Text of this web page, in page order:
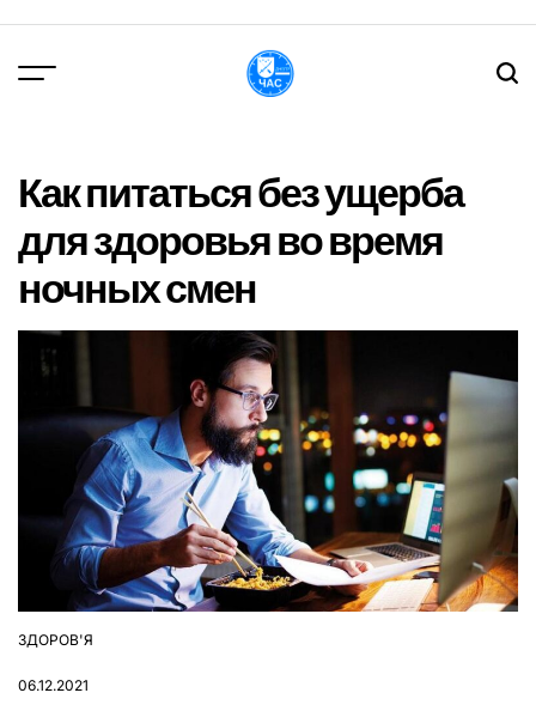
вмісту
Как питаться без ущерба
для здоровья во время
ночных смен
ОПУБЛІКУВАТИ
ЗДОРОВ'Я
06.12.2021